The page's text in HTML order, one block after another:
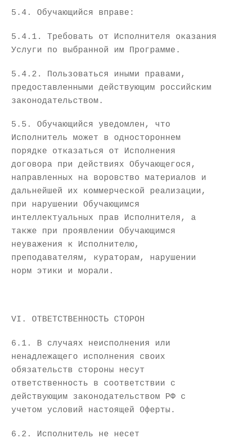
5.4. Обучающийся вправе:
5.4.1. Требовать от Исполнителя оказания
Услуги по выбранной им Программе.
5.4.2. Пользоваться иными правами,
предоставленными действующим российским
законодательством.
5.5. Обучающийся уведомлен, что
Исполнитель может в одностороннем
порядке отказаться от Исполнения
договора при действиях Обучающегося,
направленных на воровство материалов и
дальнейшей их коммерческой реализации,
при нарушении Обучающимся
интеллектуальных прав Исполнителя, а
также при проявлении Обучающимся
неуважения к Исполнителю,
преподавателям, кураторам, нарушении
норм этики и морали.
VI. ОТВЕТСТВЕННОСТЬ СТОРОН
6.1. В случаях неисполнения или
ненадлежащего исполнения своих
обязательств стороны несут
ответственность в соответствии с
действующим законодательством РФ с
учетом условий настоящей Оферты.
6.2. Исполнитель не несет